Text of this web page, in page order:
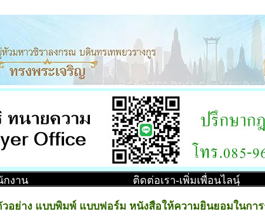
กงาน ติดต่อเรา-เพิ่มเพื่อนไลน์ฺ
วอย่าง แบบพิมพ์ แบบฟอร์ม หนังสือให้ความยินยอมในกา